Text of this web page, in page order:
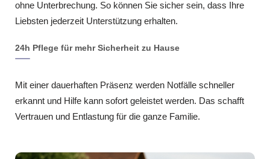
ohne Unterbrechung. So können Sie sicher sein, dass Ihre
Liebsten jederzeit Unterstützung erhalten.
24h Pflege für mehr Sicherheit zu Hause
Mit einer dauerhaften Präsenz werden Notfälle schneller
erkannt und Hilfe kann sofort geleistet werden. Das schafft
Vertrauen und Entlastung für die ganze Familie.